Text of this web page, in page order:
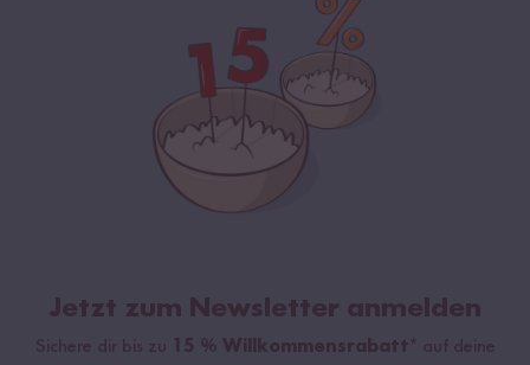
Jetzt zum Newsletter anmelden
Sichere dir bis zu 15 % Willkommensrabatt* auf deine